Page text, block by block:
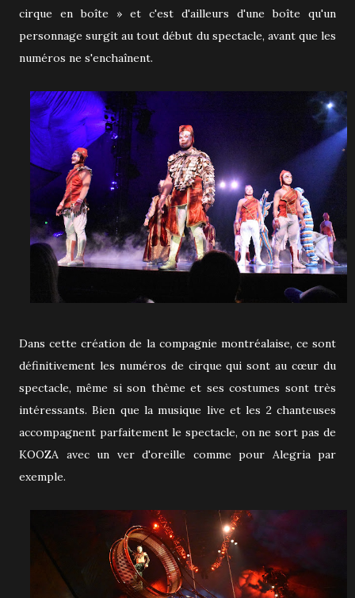
cirque en boîte » et c'est d'ailleurs d'une boîte qu'un
personnage surgit au tout début du spectacle, avant que les
numéros ne s'enchaînent.
Dans cette création de la compagnie montréalaise, ce sont
définitivement les numéros de cirque qui sont au cœur du
spectacle, même si son thème et ses costumes sont très
intéressants. Bien que la musique live et les 2 chanteuses
accompagnent parfaitement le spectacle, on ne sort pas de
KOOZA avec un ver d'oreille comme pour Alegria par
exemple.